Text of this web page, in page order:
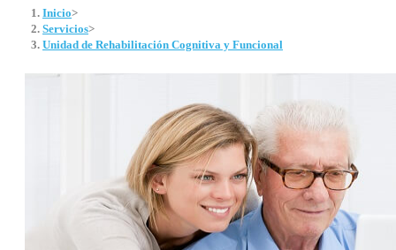
Inicio>
Servicios>
Unidad de Rehabilitación Cognitiva y Funcional